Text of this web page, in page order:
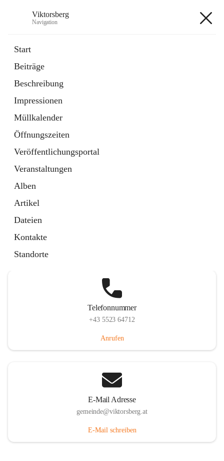
Viktorsberg
Navigation
Start
Beiträge
Beschreibung
Impressionen
Müllkalender
Öffnungszeiten
Veröffentlichungsportal
Veranstaltungen
Alben
Artikel
Dateien
Kontakte
Standorte
1 Schnellzugriff
Bürgerservice
10 Schnellzugriffe
Telefonnummer
+43 5523 64712
Anrufen
E-Mail Adresse
gemeinde@viktorsberg.at
E-Mail schreiben